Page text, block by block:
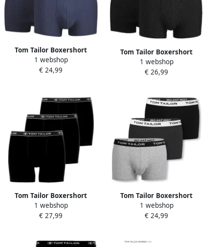
Tom Tailor Boxershort
Alaska comfortabel zacht
nauw streepdesign logo
1 webshop
€ 24,99
Tom Tailor Boxershort
Alaska comfortabel zacht
nauw streepdesign logo
1 webshop
€ 26,99
Tom Tailor Boxershort
Buffer comfortabel basic
nauw ademend logoband
1 webshop
€ 27,99
Tom Tailor Boxershort
Buffer zacht comfortabel
basic smal logoband
1 webshop
€ 24,99